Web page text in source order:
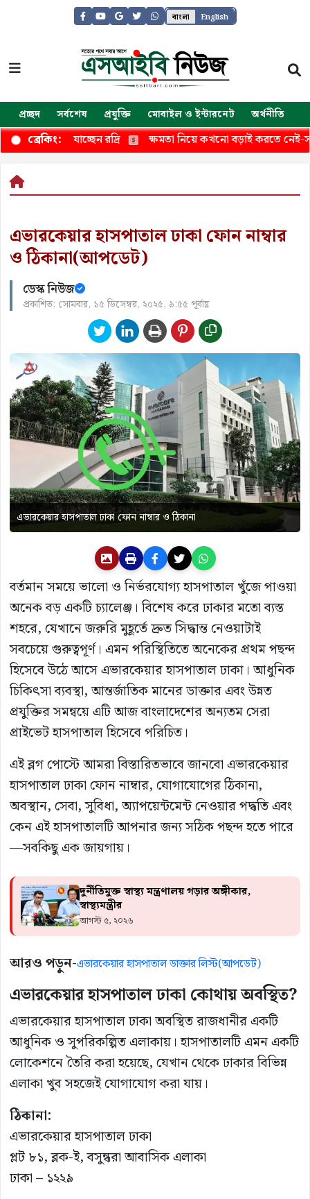
বাংলা English
প্রচ্ছদ সর্বশেষ প্রযুক্তি মোবাইল ও ইন্টারনেট অর্থনীতি
ব্রেকিং:
যাচ্ছেন রদ্রি ক্ষমতা নিয়ে কখনো বড়াই করতে নেই-সমাজকল্যাণ
এভারকেয়ার হাসপাতাল ঢাকা ফোন নাম্বার
ও ঠিকানা(আপডেট)
ডেস্ক নিউজ
প্রকাশিত: সোমবার, ১৫ ডিসেম্বর, ২০২৫, ৯:৫৫ পূর্বাহ্ণ
এভারকেয়ার হাসপাতাল ঢাকা ফোন নাম্বার ও ঠিকানা
বর্তমান সময়ে ভালো ও নির্ভরযোগ্য হাসপাতাল খুঁজে পাওয়া
অনেক বড় একটি চ্যালেঞ্জ। বিশেষ করে ঢাকার মতো ব্যস্ত
শহরে, যেখানে জরুরি মুহূর্তে দ্রুত সিদ্ধান্ত নেওয়াটাই
সবচেয়ে গুরুত্বপূর্ণ। এমন পরিস্থিতিতে অনেকের প্রথম পছন্দ
হিসেবে উঠে আসে এভারকেয়ার হাসপাতাল ঢাকা। আধুনিক
চিকিৎসা ব্যবস্থা, আন্তর্জাতিক মানের ডাক্তার এবং উন্নত
প্রযুক্তির সমন্বয়ে এটি আজ বাংলাদেশের অন্যতম সেরা
প্রাইভেট হাসপাতাল হিসেবে পরিচিত।
এই ব্লগ পোস্টে আমরা বিস্তারিতভাবে জানবো এভারকেয়ার
হাসপাতাল ঢাকা ফোন নাম্বার, যোগাযোগের ঠিকানা,
অবস্থান, সেবা, সুবিধা, অ্যাপয়েন্টমেন্ট নেওয়ার পদ্ধতি এবং
কেন এই হাসপাতালটি আপনার জন্য সঠিক পছন্দ হতে পারে
—সবকিছু এক জায়গায়।
দুর্নীতিমুক্ত স্বাস্থ্য মন্ত্রণালয় গড়ার অঙ্গীকার,
স্বাস্থ্যমন্ত্রীর
আগস্ট ৫, ২০২৬
আরও পড়ুন-এভারকেয়ার হাসপাতাল ডাক্তার লিস্ট(আপডেট)
এভারকেয়ার হাসপাতাল ঢাকা কোথায় অবস্থিত?
এভারকেয়ার হাসপাতাল ঢাকা অবস্থিত রাজধানীর একটি
আধুনিক ও সুপরিকল্পিত এলাকায়। হাসপাতালটি এমন একটি
লোকেশনে তৈরি করা হয়েছে, যেখান থেকে ঢাকার বিভিন্ন
এলাকা খুব সহজেই যোগাযোগ করা যায়।
ঠিকানা:
এভারকেয়ার হাসপাতাল ঢাকা
প্লট ৮১, ব্লক-ই, বসুন্ধরা আবাসিক এলাকা
ঢাকা – ১২২৯